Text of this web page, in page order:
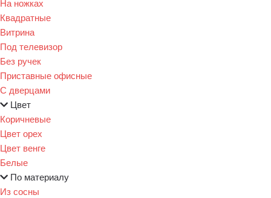
На ножках
Квадратные
Витрина
Под телевизор
Без ручек
Приставные офисные
С дверцами
Цвет
Коричневые
Цвет орех
Цвет венге
Белые
По материалу
Из сосны